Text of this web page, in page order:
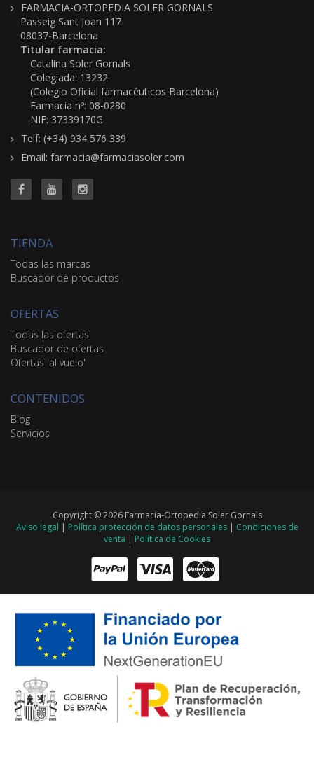
FARMACIA-ORTOPEDIA SOLER GORNALS
Passeig Sant Joan 117
08037-Barcelona
Titular farmacia:
Catalina Soler Gornals
Colegiada: 13232
(Colegio Oficial farmacéuticos Barcelona)
Farmacia nº: 08-0280
NIF: 37339170G
Telf: (+34) 934 576 339
Email: farmacia@farmaciasoler.com
TIENDA
Todas las marcas
Buscador de productos
OFERTAS
Todas las ofertas
Buscador de ofertas
Ofertas 'al vuelo'
CONTENIDOS
Blog
Servicios
Copyright © 2026 Farmacia-Ortopedia Soler Gornals
Aviso legal | Política protección de datos personales| Condiciones de
venta | Política de Cookies